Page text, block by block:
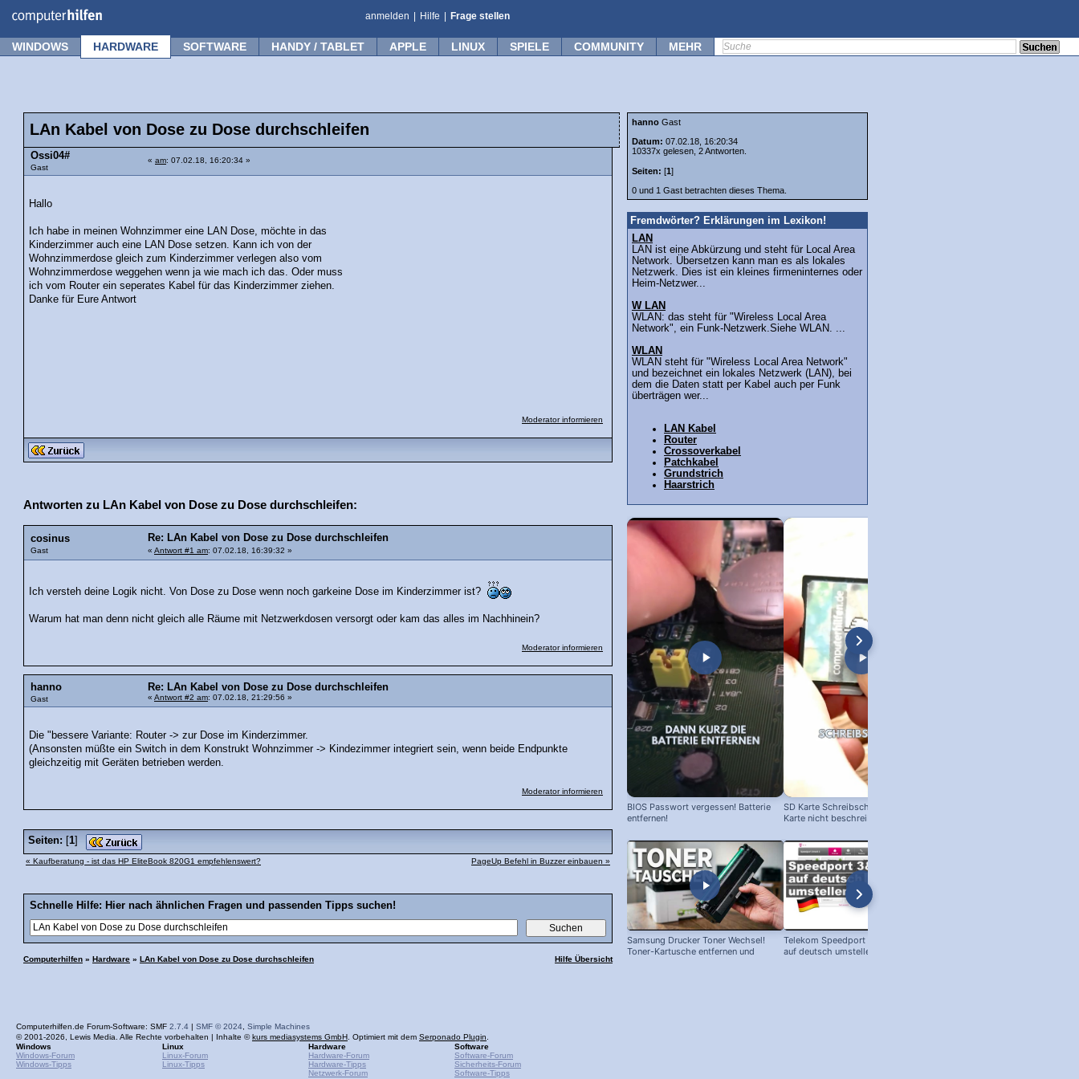
anmelden Hilfe Frage stellen
WINDOWS HARDWARE SOFTWARE HANDY / TABLET APPLE LINUX SPIELE COMMUNITY MEHR
LAn Kabel von Dose zu Dose durchschleifen
Ossi04#
Gast
« am: 07.02.18, 16:20:34 »
Hallo
Ich habe in meinen Wohnzimmer eine LAN Dose, möchte in das
Kinderzimmer auch eine LAN Dose setzen. Kann ich von der
Wohnzimmerdose gleich zum Kinderzimmer verlegen also vom
Wohnzimmerdose weggehen wenn ja wie mach ich das. Oder muss
ich vom Router ein seperates Kabel für das Kinderzimmer ziehen.
Danke für Eure Antwort
Moderator informieren
Antworten zu LAn Kabel von Dose zu Dose durchschleifen:
cosinus
Gast
Re: LAn Kabel von Dose zu Dose durchschleifen
« Antwort #1 am: 07.02.18, 16:39:32 »
Ich versteh deine Logik nicht. Von Dose zu Dose wenn noch garkeine Dose im Kinderzimmer ist?
Warum hat man denn nicht gleich alle Räume mit Netzwerkdosen versorgt oder kam das alles im Nachhinein?
Moderator informieren
hanno
Gast
Re: LAn Kabel von Dose zu Dose durchschleifen
« Antwort #2 am: 07.02.18, 21:29:56 »
Die "bessere Variante: Router -> zur Dose im Kinderzimmer.
(Ansonsten müßte ein Switch in dem Konstrukt Wohnzimmer -> Kindezimmer integriert sein, wenn beide Endpunkte
gleichzeitig mit Geräten betrieben werden.
Moderator informieren
Seiten: [1]
« Kaufberatung - ist das HP EliteBook 820G1 empfehlenswert? PageUp Befehl in Buzzer einbauen »
Schnelle Hilfe: Hier nach ähnlichen Fragen und passenden Tipps suchen!
Computerhilfen » Hardware » LAn Kabel von Dose zu Dose durchschleifen Hilfe Übersicht
hanno Gast
Datum: 07.02.18, 16:20:34
10337x gelesen, 2 Antworten.
Seiten: [1]
0 und 1 Gast betrachten dieses Thema.
Fremdwörter? Erklärungen im Lexikon!
LAN
LAN ist eine Abkürzung und steht für Local Area
Network. Übersetzen kann man es als lokales
Netzwerk. Dies ist ein kleines firmeninternes oder
Heim-Netzwer...
W LAN
WLAN: das steht für "Wireless Local Area
Network", ein Funk-Netzwerk.Siehe WLAN. ...
WLAN
WLAN steht für "Wireless Local Area Network"
und bezeichnet ein lokales Netzwerk (LAN), bei
dem die Daten statt per Kabel auch per Funk
überträgen wer...
LAN Kabel
Router
Crossoverkabel
Patchkabel
Grundstrich
Haarstrich
BIOS Passwort vergessen! Batterie
entfernen!
SD Karte Schreibschutz austricksen:
Karte nicht beschreibbar?
Samsung Drucker Toner Wechsel!
Toner-Kartusche entfernen und
Telekom Speedport Router: Sprache
auf deutsch umstellen!
Computerhilfen.de Forum-Software: SMF 2.7.4 | SMF © 2024 Simple Machines
© 2001-2026, Lewis Media. Alle Rechte vorbehalten | Inhalte ©kurs mediasystems GmbH . Optimiert mit dem Serponado Plugin
Windows
Windows-Forum
Windows-Tipps
Linux
Linux-Forum
Linux-Tipps
Hardware
Hardware-Forum
Hardware-Tipps
Netzwerk-Forum
Software
Software-Forum
Sicherheits-Forum
Software-Tipps